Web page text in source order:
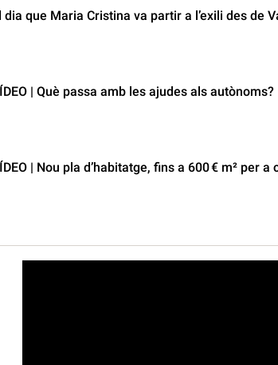
dia que Maria Cristina va partir a l’exili des de
| Què passa amb les ajudes als autònoms?
| Nou pla d’habitatge, fins a 600 € m² per